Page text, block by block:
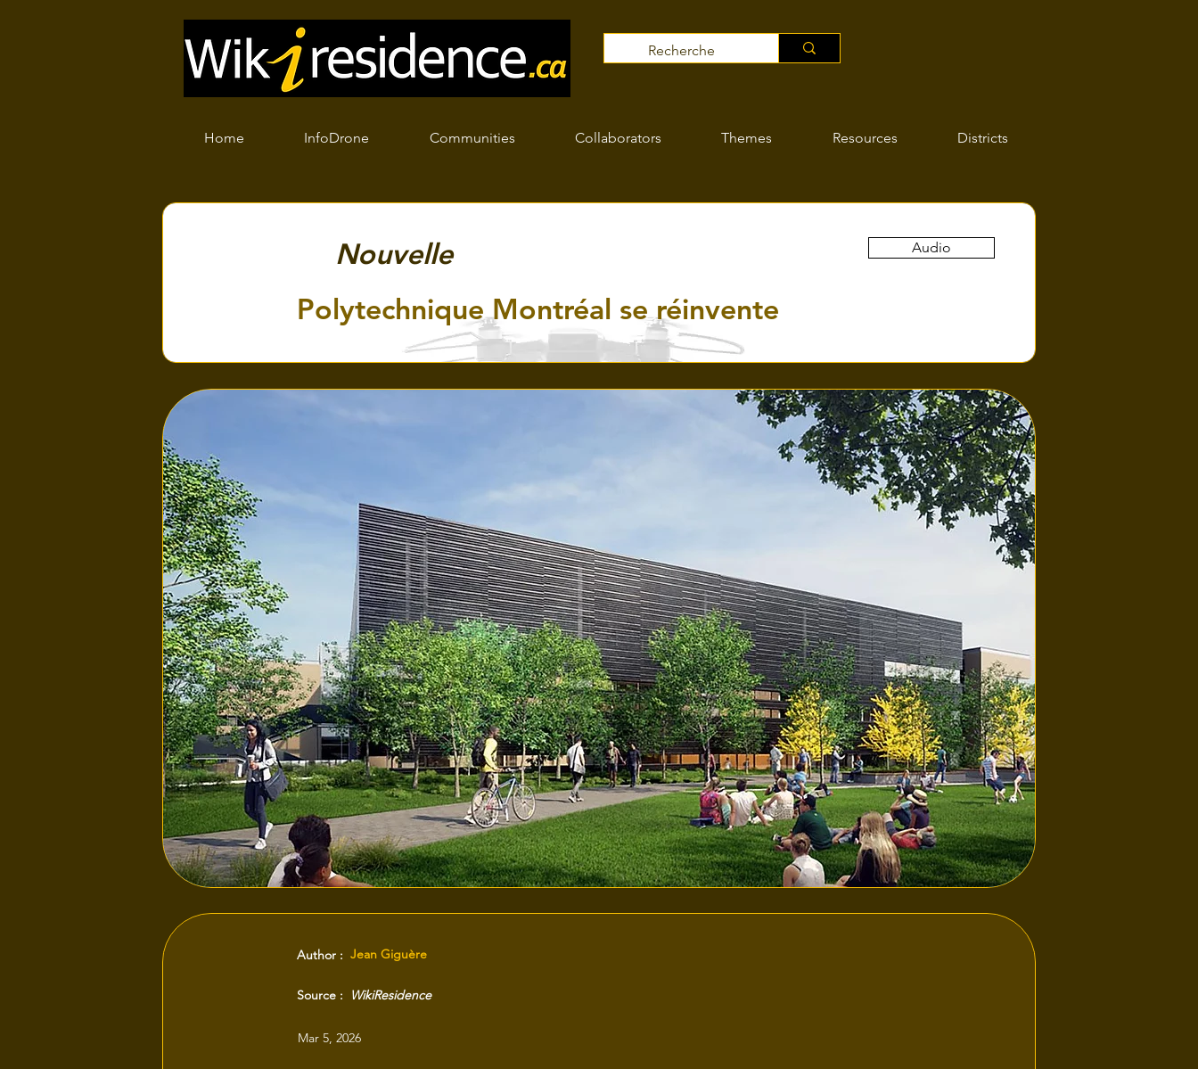
Home InfoDrone Communities Collaborators Themes Resources Districts
Nouvelle Audio
Polytechnique Montréal se réinvente
Jean Giguère
Author :
WikiResidence
Source :
Mar 5, 2026